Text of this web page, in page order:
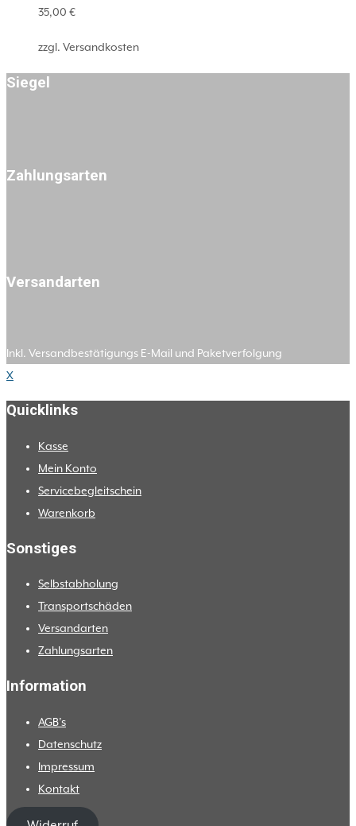
35,00 €
zzgl. Versandkosten
Siegel
Zahlungsarten
Versandarten
Inkl. Versandbestätigungs E-Mail und Paketverfolgung
X
Quicklinks
Kasse
Mein Konto
Servicebegleitschein
Warenkorb
Sonstiges
Selbstabholung
Transportschäden
Versandarten
Zahlungsarten
Information
AGB’s
Datenschutz
Impressum
Kontakt